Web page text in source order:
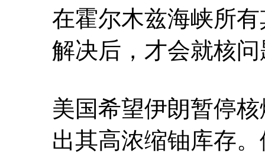
在霍尔木兹海峡所
解决后，才会就核
美国希望伊朗暂停
出其高浓缩铀库存